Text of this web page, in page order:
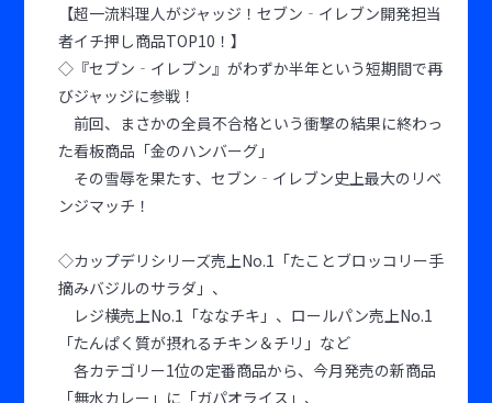
【超一流料理人がジャッジ！セブン‐イレブン開発担当
者イチ押し商品TOP10！】
◇『セブン‐イレブン』がわずか半年という短期間で再
びジャッジに参戦！
前回、まさかの全員不合格という衝撃の結果に終わっ
た看板商品「金のハンバーグ」
その雪辱を果たす、セブン‐イレブン史上最大のリベ
ンジマッチ！
◇カップデリシリーズ売上No.1「たことブロッコリー手
摘みバジルのサラダ」、
レジ横売上No.1「ななチキ」、ロールパン売上No.1
「たんぱく質が摂れるチキン＆チリ」など
各カテゴリー1位の定番商品から、今月発売の新商品
「無水カレー」に「ガパオライス」、